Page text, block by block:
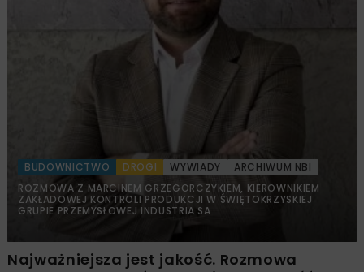
BUDOWNICTWO DROGI WYWIADY
ARCHIWUM NBI
ROZMOWA Z MARCINEM GRZEGORCZYKIEM, KIEROWNIKIEM
ZAKŁADOWEJ KONTROLI PRODUKCJI W ŚWIĘTOKRZYSKIEJ
GRUPIE PRZEMYSŁOWEJ INDUSTRIA SA
Najważniejsza jest jakość. Rozmowa